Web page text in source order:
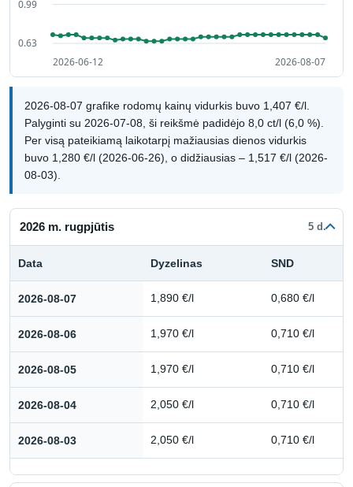
2026-08-07 grafike rodomų kainų vidurkis buvo 1,407 €/l.
Palyginti su 2026-07-08, ši reikšmė padidėjo 8,0 ct/l (6,0 %).
Per visą pateikiamą laikotarpį mažiausias dienos vidurkis
buvo 1,280 €/l (2026-06-26), o didžiausias – 1,517 €/l (2026-
08-03).
2026 m. rugpjūtis 5 d.
Data Dyzelinas SND
2026-08-07 1,890 €/l 0,680 €/l
2026-08-06 1,970 €/l 0,710 €/l
2026-08-05 1,970 €/l 0,710 €/l
2026-08-04 2,050 €/l 0,710 €/l
2026-08-03 2,050 €/l 0,710 €/l